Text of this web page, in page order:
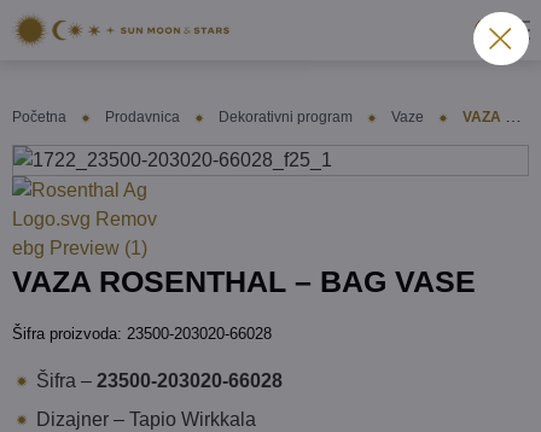
Početna Prodavnica Dekorativni program Vaze VAZA ROSENTHAL – BAG VASE
VAZA ROSENTHAL – BAG VASE
Šifra proizvoda: 23500-203020-66028
Šifra – 23500-203020-66028
Dizajner – Tapio Wirkkala